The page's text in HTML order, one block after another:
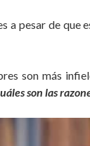
a pesar de que
son más
son las